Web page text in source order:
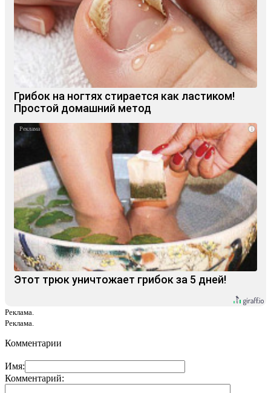
Грибок на ногтях стирается как ластиком!
Простой домашний метод
i
Этот трюк уничтожает грибок за 5 дней!
Реклама.
Реклама.
Комментарии
Имя:
Комментарий: